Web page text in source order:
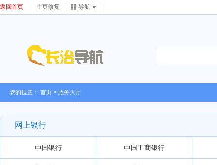
返回首页 主页修复 导航
您的位置： 首页 > 政务大厅
网上银行
中国银行 中国工商银行